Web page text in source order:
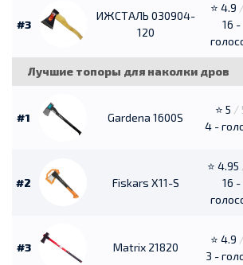
#3
ИЖСТАЛЬ 030904-
120
⭐ 4.9
16 -
Лучшие топоры для наколки дров
#1 Gardena 1600S
⭐ 5 /
4 -
#2 Fiskars X11-S
⭐ 4.95
16 -
#3 Matrix 21820
⭐ 4.9
3 -